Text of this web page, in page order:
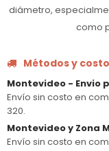
diámetro,
como
Métodos y
Montevideo - Envio
Envío sin costo en
320.
Montevideo y Zona
Envío sin costo en